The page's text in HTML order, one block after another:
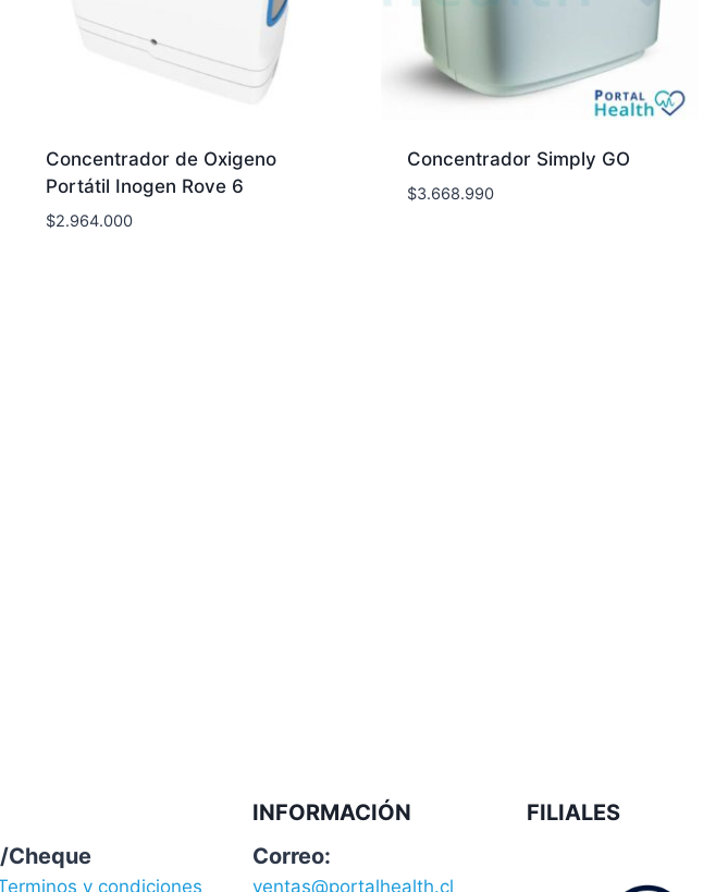
Concentrador de Oxigeno
Portátil Inogen Rove 6
$2.964.000
Concentrador Simply GO
$3.668.990
Cheque
y condiciones
INFORMACIÓN
Correo:
ventas@portalhealth.cl
FILIALES